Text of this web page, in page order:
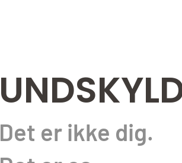
Det er ikke dig.